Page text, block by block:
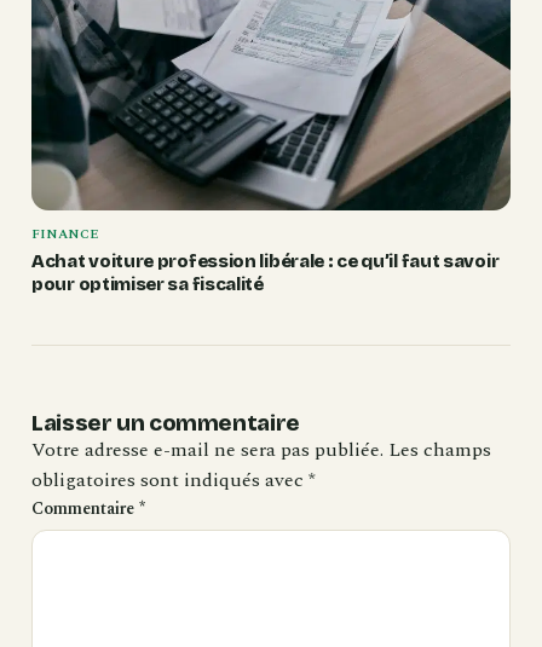
FINANCE
Achat voiture profession libérale : ce qu’il faut savoir
pour optimiser sa fiscalité
Laisser un commentaire
Votre adresse e-mail ne sera pas publiée. Les champs
obligatoires sont indiqués avec *
Commentaire*